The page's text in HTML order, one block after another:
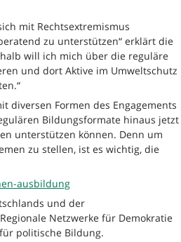
mit Rechtsextremismus
zu unterstützen“ erklärt die
will ich mich über die reguläre
und dort Aktive im Umweltschutz
diversen Formen des Engagements
Bildungsformate hinaus jetzt
unterstützen können. Denn um
zu stellen, ist es wichtig, die
ausbildung
und der
Netzwerke für Demokratie
politische Bildung.